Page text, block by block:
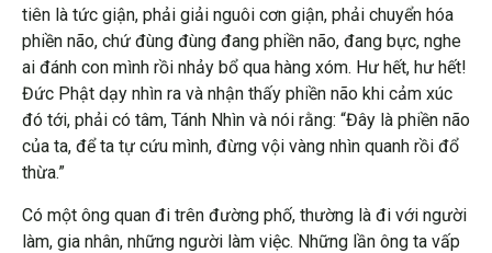
tiên là tức giận, phải giải nguôi cơn giận, phải chuyển hóa
phiền não, chứ đùng đùng đang phiền não, đang bực, nghe
ai đánh con mình rồi nhảy bổ qua hàng xóm. Hư hết, hư hết!
Đức Phật dạy nhìn ra và nhận thấy phiền não khi cảm xúc
đó tới, phải có tâm, Tánh Nhìn và nói rằng: “Đây là phiền não
của ta, để ta tự cứu mình, đừng vội vàng nhìn quanh rồi đổ
thừa.”
Có một ông quan đi trên đường phố, thường là đi với người
làm, gia nhân, những người làm việc. Những lần ông ta vấp